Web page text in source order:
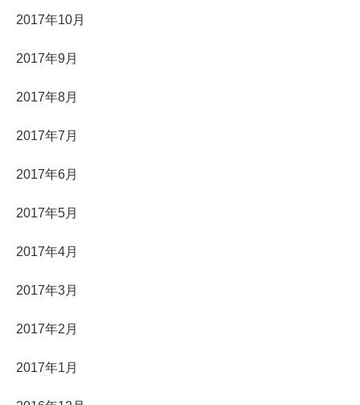
2017年10月
2017年9月
2017年8月
2017年7月
2017年6月
2017年5月
2017年4月
2017年3月
2017年2月
2017年1月